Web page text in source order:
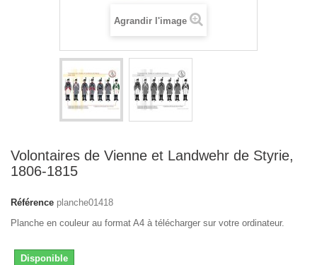
Agrandir l'image
Volontaires de Vienne et Landwehr de Styrie,
1806-1815
Référence planche01418
Planche en couleur au format A4 à télécharger sur votre ordinateur.
Disponible